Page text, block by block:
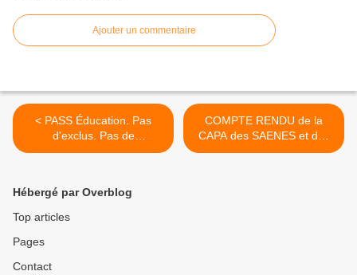
Ajouter un commentaire
< PASS Éducation. Pas
d'exclus. Pas de
discrimination.
COMPTE RENDU de la
CAPA des SAENES et des
ADJAENES >
Hébergé par Overblog
Top articles
Pages
Contact